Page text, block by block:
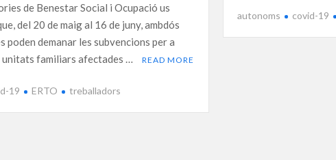
de Benestar Social i Ocupació us
del 20 de maig al 16 de juny, ambdós
poden demanar les subvencions per a
unitats familiars afectades …
READ MORE
19 ERTO treballadors
autonoms covid-19